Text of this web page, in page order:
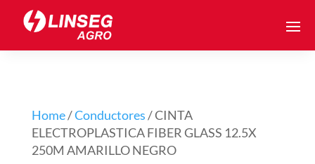
Home/Conductores/ CINTA
ELECTROPLASTICA FIBER GLASS 12.5X
250M AMARILLO NEGRO